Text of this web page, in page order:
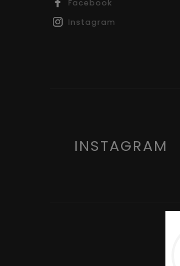
Facebook
Instagram
INSTAGRAM